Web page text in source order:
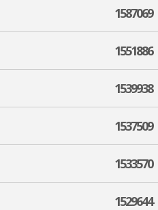
1587069
1551886
1539938
1537509
1533570
1529644